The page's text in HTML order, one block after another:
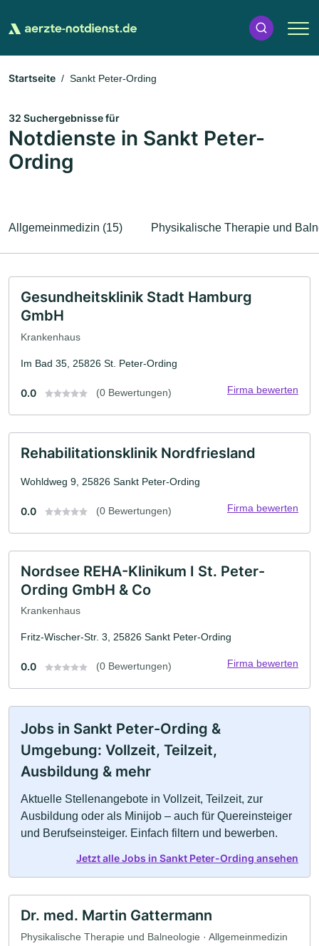
Startseite Sankt Peter-Ording
32 Suchergebnisse für
Notdienste in Sankt Peter-
Ording
Allgemeinmedizin (15) Physikalische Therapie und
Gesundheitsklinik Stadt Hamburg
GmbH
Krankenhaus
Im Bad 35, 25826 St. Peter-Ording
0.0 (0 Bewertungen) Firma bewerten
Rehabilitationsklinik Nordfriesland
Wohldweg 9, 25826 Sankt Peter-Ording
0.0 (0 Bewertungen) Firma bewerten
Nordsee REHA-Klinikum I St. Peter-
Ording GmbH & Co
Krankenhaus
Fritz-Wischer-Str. 3, 25826 Sankt Peter-Ording
0.0 (0 Bewertungen) Firma bewerten
Jobs in Sankt Peter-Ording &
Umgebung: Vollzeit, Teilzeit,
Ausbildung & mehr
Aktuelle Stellenangebote in Vollzeit, Teilzeit, zur
Ausbildung oder als Minijob – auch für Quereinsteiger
und Berufseinsteiger. Einfach filtern und bewerben.
Jetzt alle Jobs in Sankt Peter-Ording ansehen
Dr. med. Martin Gattermann
Physikalische Therapie und Balneologie · Allgemeinmedizin